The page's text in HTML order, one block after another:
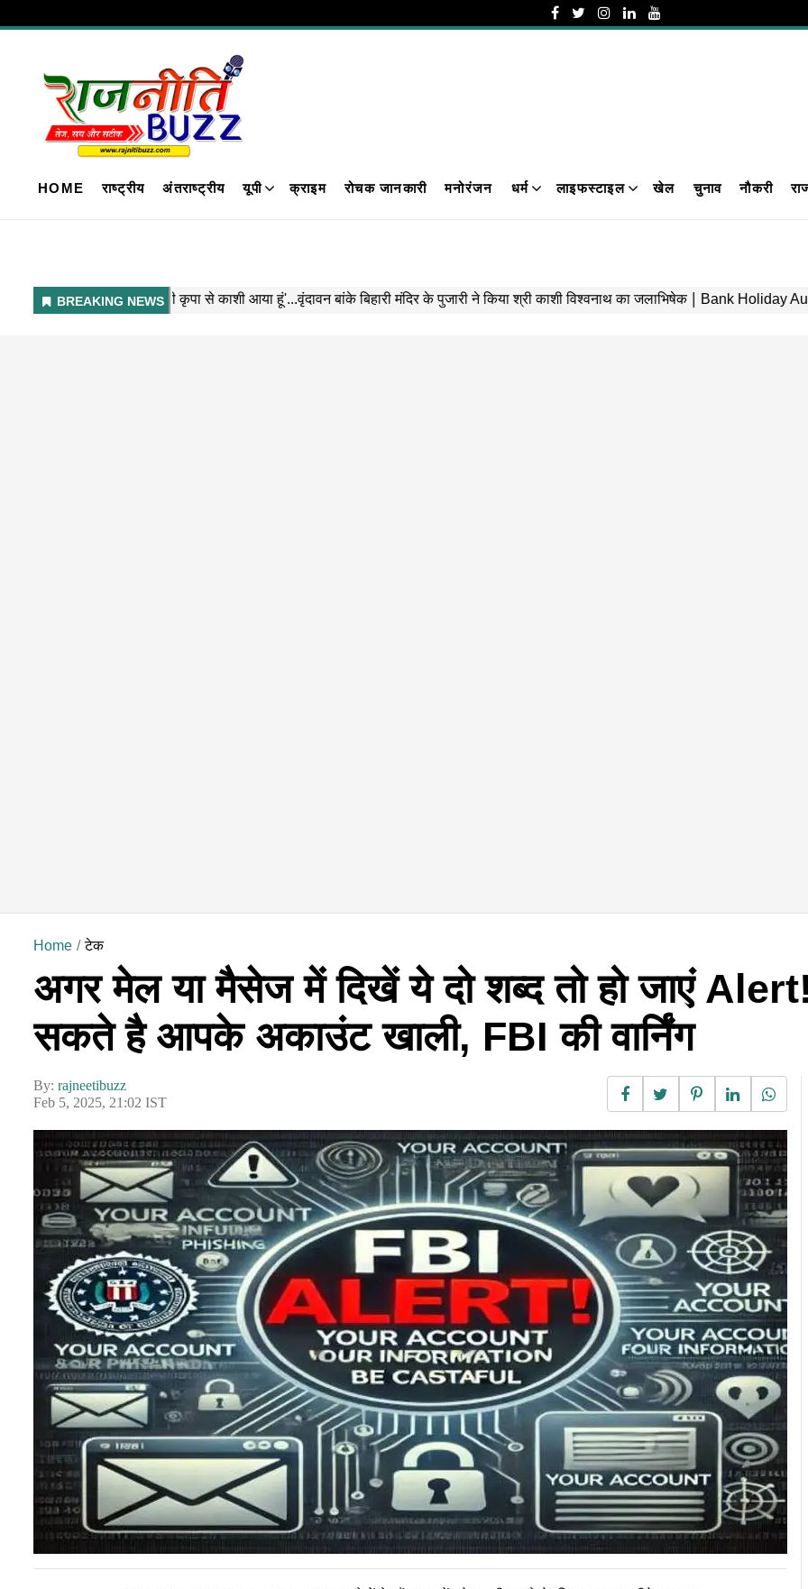
HOME राष्ट्रीय अंतराष्ट्रीय यूपी क्राइम रोचक जानकारी मनोरंजन धर्म लाइफस्टाइल खेल चुनाव नौकरी
Home टेक
अगर मेल या मैसेज में दिखें ये दो शब्द तो हो जाएं
सकते है आपके अकाउंट खाली, FBI की वार्निंग
By: rajneetibuzz
Feb 5, 2025, 21:02 IST